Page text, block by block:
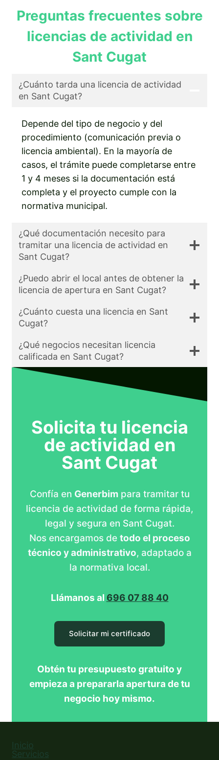
Preguntas frecuentes sobre
licencias de actividad en
Sant Cugat
¿Cuánto tarda una licencia de actividad
en Sant Cugat?
Depende del tipo de negocio y del
procedimiento (comunicación previa o
licencia ambiental). En la mayoría de
casos, el trámite puede completarse entre
1 y 4 meses si la documentación está
completa y el proyecto cumple con la
normativa municipal.
¿Qué documentación necesito para
tramitar una licencia de actividad en
Sant Cugat?
¿Puedo abrir el local antes de obtener la
licencia de apertura en Sant Cugat?
¿Cuánto cuesta una licencia en Sant
Cugat?
¿Qué negocios necesitan licencia
calificada en Sant Cugat?
Solicita tu licencia
de actividad en
Sant Cugat
Confía en Generbimpara tramitar tu
licencia de actividad de forma rápida,
legal y segura en Sant Cugat.
Nos encargamos de todo el proceso
técnico y administrativo, adaptado a
la normativa local.
Llámanos al 696 07 88 40
Solicitar mi certificado
Obtén tu presupuesto gratuito y
empieza a prepararla apertura de tu
negocio hoy mismo.
Inicio
Servicios